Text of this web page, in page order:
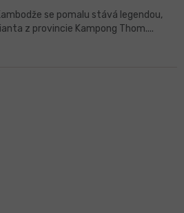
se pomalu stává legendou,
z provincie Kampong Thom....